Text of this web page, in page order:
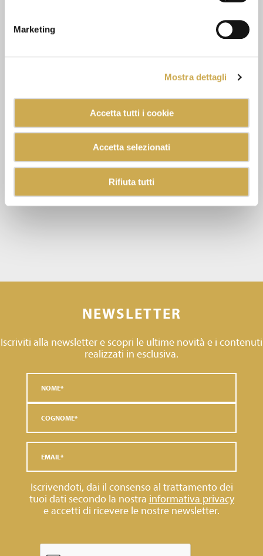
Marketing
Mostra dettagli
Accetta tutti i cookie
Accetta selezionati
Rifiuta tutti
NEWSLETTER
Iscriviti alla newsletter e scopri le ultime novità e i contenuti
realizzati in esclusiva.
Iscrivendoti, dai il consenso al trattamento dei
tuoi dati secondo la nostra informativa privacy
e accetti di ricevere le nostre newsletter.